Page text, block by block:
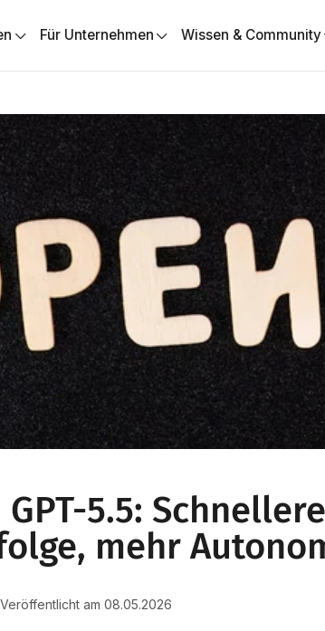
Für Unternehmen Wissen & Community
5.5: Schnellere
mehr
Veröffentlicht am 08.05.2026